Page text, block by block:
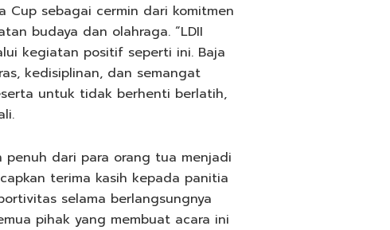
Cup sebagai cermin dari komitmen
budaya dan olahraga. “LDII
kegiatan positif seperti ini. Baja
kedisiplinan, dan semangat
untuk tidak berhenti berlatih,
penuh dari para orang tua menjadi
terima kasih kepada panitia
selama berlangsungnya
pihak yang membuat acara ini